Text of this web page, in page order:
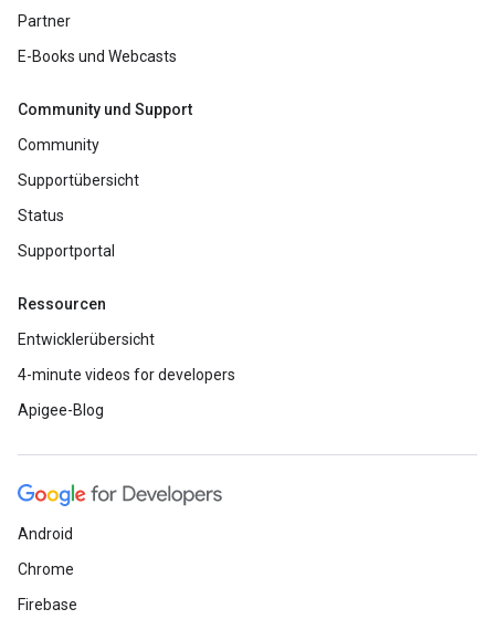
Partner
E-Books und Webcasts
Community und Support
Community
Supportübersicht
Status
Supportportal
Ressourcen
Entwicklerübersicht
4-minute videos for developers
Apigee-Blog
Android
Chrome
Firebase